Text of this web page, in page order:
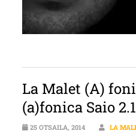
La Malet (A)
(a)fonica Saio
25 OTSAILA, 2014 LA